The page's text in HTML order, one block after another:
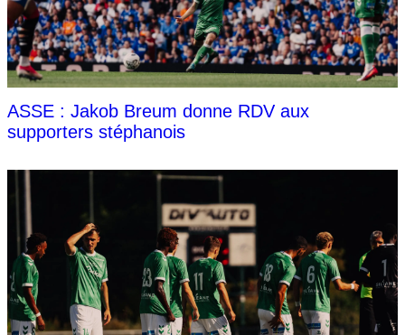
ASSE : Jakob Breum donne RDV aux
supporters stéphanois